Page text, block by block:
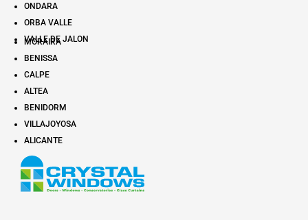
ONDARA
ORBA VALLE
VALLE DE JALON
MORAIRA
BENISSA
CALPE
ALTEA
BENIDORM
VILLAJOYOSA
ALICANTE